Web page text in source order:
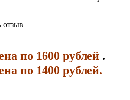
отзыв
по 1600 рублей .
по 1400 рублей.